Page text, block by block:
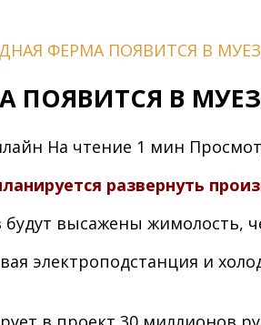
ФЕРМА ПОЯВИТСЯ В
ПОЯВИТСЯ В
На чтение 1 мин
развернуть
будут высажены жимолость,
электроподстанция и